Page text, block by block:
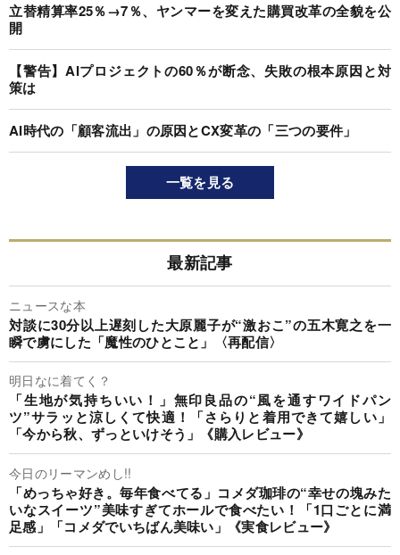
立替精算率25％→7％、ヤンマーを変えた購買改革の全貌を公
開
【警告】AIプロジェクトの60％が断念、失敗の根本原因と対
策は
AI時代の「顧客流出」の原因とCX変革の「三つの要件」
一覧を見る
最新記事
ニュースな本
対談に30分以上遅刻した大原麗子が“激おこ”の五木寛之を一
瞬で虜にした「魔性のひとこと」〈再配信〉
明日なに着てく？
「生地が気持ちいい！」無印良品の“風を通すワイドパン
ツ”サラッと涼しくて快適！「さらりと着用できて嬉しい」
「今から秋、ずっといけそう」《購入レビュー》
今日のリーマンめし!!
「めっちゃ好き。毎年食べてる」コメダ珈琲の“幸せの塊みた
いなスイーツ”美味すぎてホールで食べたい！「1口ごとに満
足感」「コメダでいちばん美味い」《実食レビュー》